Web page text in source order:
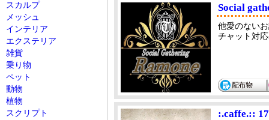
スカルプ
メッシュ
インテリア
エクステリア
雑貨
乗り物
ペット
動物
植物
スクリプト
Social
他愛のない
チャット対
:.caffe.::